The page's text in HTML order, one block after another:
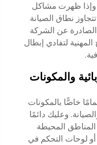
وإذا ظهرت مشاكل
نطاق الصيانة
الصادرة عن الشركة
لتفادي إبطال
والمكونات
خاصًّا بالمكونات
وعليك دائمًا
المحيطة
أو لوحات التحكم في